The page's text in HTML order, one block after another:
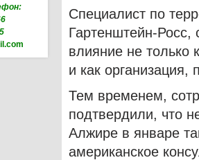
Специалист по
Гартенштейн-Росс,
влияние не только
и как
Тем временем,
подтвердили, что
Алжире в январе
американское